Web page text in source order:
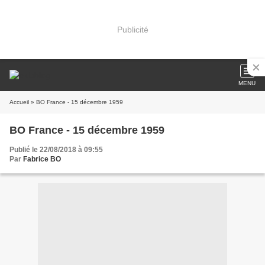
Publicité
MENU
Accueil » BO France - 15 décembre 1959
BO France - 15 décembre 1959
Publié le 22/08/2018 à 09:55
Par Fabrice BO